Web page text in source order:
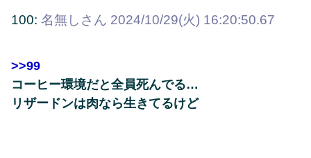
100: 名無しさん 2024/10/29(火) 16:20:50.67
>>99
コーヒー環境だと全員死んでる…
リザードンは肉なら生きてるけど